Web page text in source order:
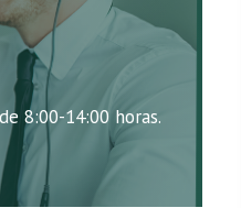
8:00-14:00 horas.